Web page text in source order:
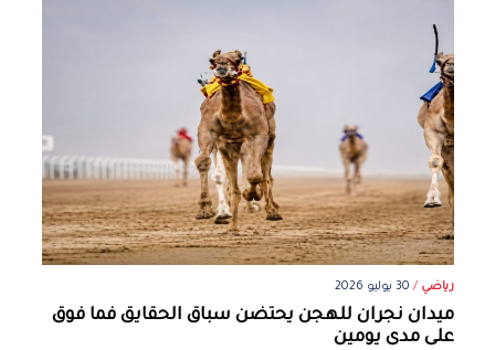
رياضي / 30 يوليو 2026
ميدان نجران للهجن يحتضن سباق الحقايق فما فوق
على مدى يومين